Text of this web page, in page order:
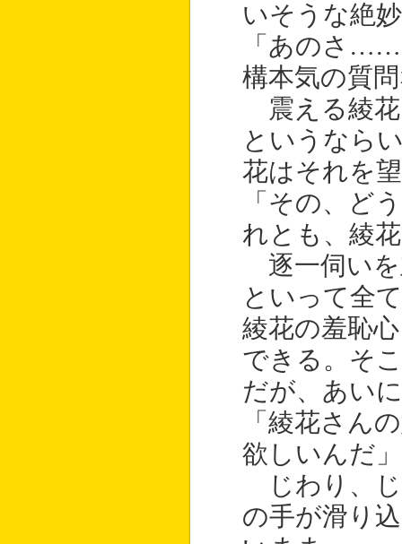
いそうな絶
「あのさ
構本気の質
震える綾花
というなら
花はそれを
「その、ど
れとも、綾
逐一伺いを
といって全
綾花の羞恥
できる。そ
だが、あい
「綾花さん
欲しいんだ」
じわり、じ
の手が滑り